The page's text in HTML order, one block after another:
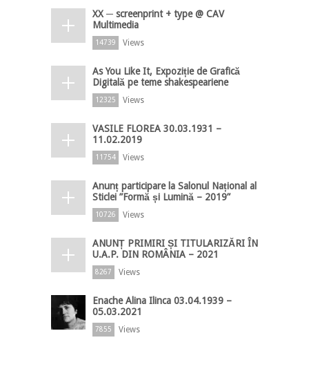
XX ─ screenprint + type @ CAV
Multimedia
14739 Views
As You Like It, Expoziție de Grafică
Digitală pe teme shakespeariene
12325 Views
VASILE FLOREA 30.03.1931 –
11.02.2019
11754 Views
Anunț participare la Salonul Național al
Sticlei ”Formă și Lumină – 2019”
10726 Views
ANUNȚ PRIMIRI ȘI TITULARIZĂRI ÎN
U.A.P. DIN ROMÂNIA – 2021
8267 Views
Enache Alina Ilinca 03.04.1939 –
05.03.2021
7855 Views